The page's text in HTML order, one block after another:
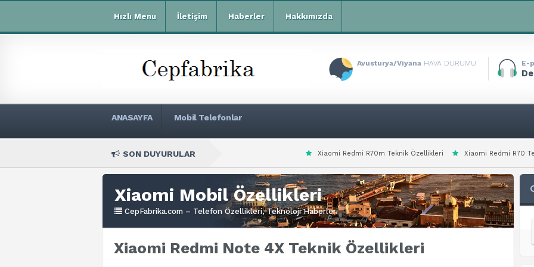
Hızlı Menu İletişim Haberler Hakkımızda
Avusturya/Viyana HAVA DURUMU E-
ANASAYFA Mobil Telefonlar
SON DUYURULAR Xiaomi Redmi R70m Teknik Özellikleri Xiaomi Redmi R70 Teknik Özellikleri
Xiaomi Mobil Özellikleri
CepFabrika.com – Telefon Özellikleri, Teknoloji Haberleri
Xiaomi Redmi Note 4X Teknik Özellikleri